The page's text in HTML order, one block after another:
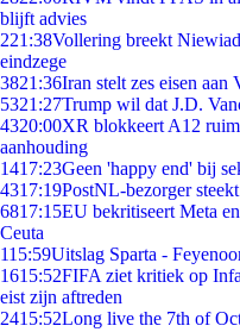
blijft advies
221:38Vollering breekt
eindzege
3821:36Iran stelt zes eisen
5321:27Trump wil dat J.D.
4320:00XR blokkeert A12
aanhouding
1417:23Geen 'happy end' bij
4317:19PostNL-bezorger
6817:15EU bekritiseert Meta
Ceuta
115:59Uitslag Sparta -
1615:52FIFA ziet kritiek op
eist zijn aftreden
2415:52Long live the 7th of